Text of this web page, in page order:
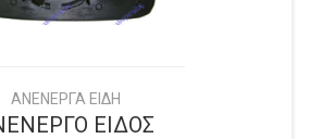
ΑΝΕΝΕΡΓΑ ΕΙΔΗ
ΕΙΔΟΣ